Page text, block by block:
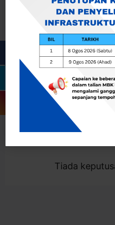
Togol
Showing 0 result
Tiada